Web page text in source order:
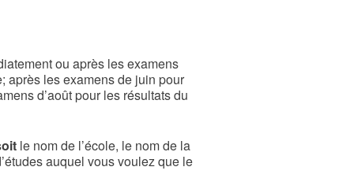
ou après les examens
après les examens de juin pour
d’août pour les résultats du
le nom de l’école, le nom de la
auquel vous voulez que le